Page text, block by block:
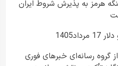
هرمز به پذیرش شروط ایران
گروه رسانه‌ای خبرهای فوری